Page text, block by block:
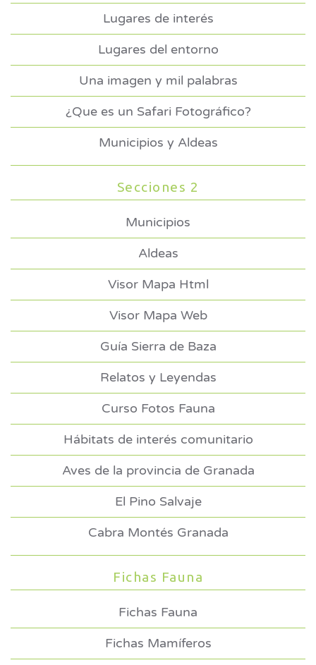
Lugares de interés
Lugares del entorno
Una imagen y mil palabras
¿Que es un Safari Fotográfico?
Municipios y Aldeas
Secciones 2
Municipios
Aldeas
Visor Mapa Html
Visor Mapa Web
Guía Sierra de Baza
Relatos y Leyendas
Curso Fotos Fauna
Hábitats de interés comunitario
Aves de la provincia de Granada
El Pino Salvaje
Cabra Montés Granada
Fichas Fauna
Fichas Fauna
Fichas Mamíferos